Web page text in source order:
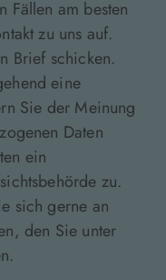
Fällen am besten
zu uns auf.
Brief schicken.
eine
Sie der Meinung
Daten
ein
zu.
sich gerne an
den Sie unter